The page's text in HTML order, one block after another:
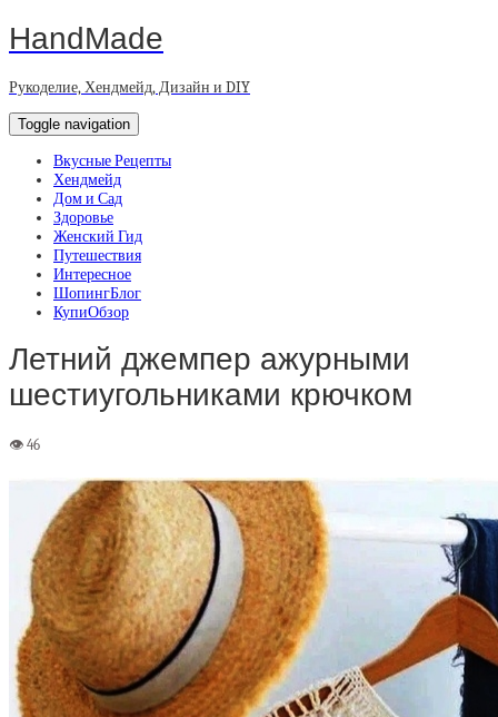
HandMade
Рукоделие, Хендмейд, Дизайн и DIY
Toggle navigation
Вкусные Рецепты
Хендмейд
Дом и Сад
Здоровье
Женский Гид
Путешествия
Интересное
ШопингБлог
КупиОбзор
Летний джемпер ажурными
шестиугольниками крючком